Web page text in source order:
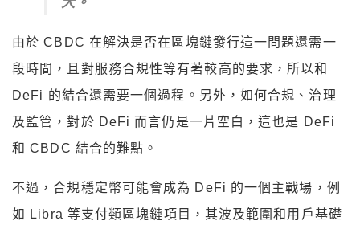
由於 CBDC 在解決是否在區塊鏈發行這一問題還需一
段時間，且對服務合規性等有著較高的要求，所以和
DeFi 的結合還需要一個過程。另外，如何合規、治理
及監管，對於 DeFi 而言仍是一片空白，這也是 DeFi
和 CBDC 結合的難點。
不過，合規穩定幣可能會成為 DeFi 的一個主戰場，例
如 Libra 等支付類區塊鏈項目，其波及範圍和用戶基礎